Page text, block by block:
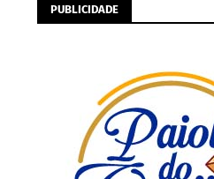
PUBLICIDADE